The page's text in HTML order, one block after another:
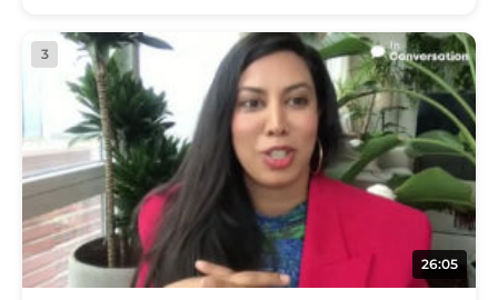
3
26:05